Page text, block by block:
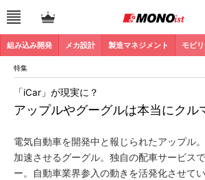
組み込み開発 メカ設計 製造マネジメント モビ
特集
アップルやグーグルは本当にクル
「iCar」が現実に？
電気自動車を開発中と報じられたアップル
加速させるグーグル。独自の配車サービス
ー。自動車業界参入の動きを活発化させて